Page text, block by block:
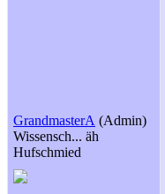
GrandmasterA (Admin)
Wissensch... äh
Hufschmied